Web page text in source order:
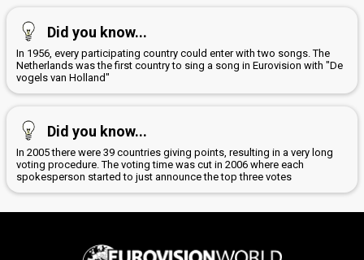
Did you know...
In 1956, every participating country could enter with two songs. The
Netherlands was the first country to sing a song in Eurovision with "De
vogels van Holland"
Did you know...
In 2005 there were 39 countries giving points, resulting in a very long
voting procedure. The voting time was cut in 2006 where each
spokesperson started to just announce the top three votes